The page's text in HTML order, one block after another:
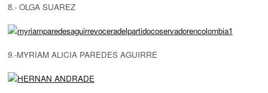
8.- OLGA SUAREZ
9.-MYRIAM ALICIA PAREDES AGUIRRE